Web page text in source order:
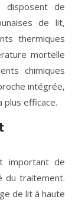
disposent de
de lit,
thermiques
mortelle
chimiques
intégrée,
plus efficace.
important de
du traitement.
de lit à haute